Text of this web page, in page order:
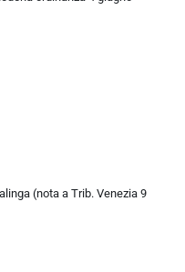
(nota a Trib. Venezia 9